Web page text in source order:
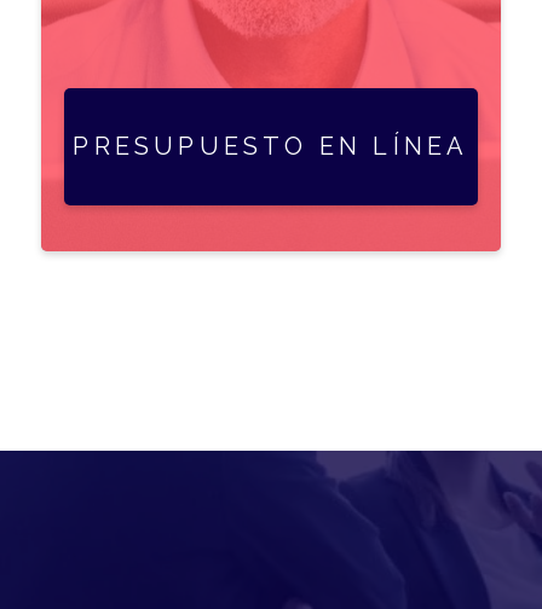
PRESUPUESTO EN LÍNEA